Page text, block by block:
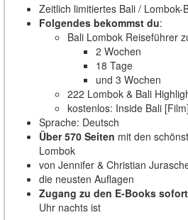
Zeitlich limitiertes Bali / Lombok-
Folgendes bekommst du:
Bali Lombok Reiseführer
2 Wochen
18 Tage
und 3 Wochen
222 Lombok & Bali
kostenlos: Inside Bali [Film]
Sprache: Deutsch
Über 570 Seiten mit den
Lombok
von Jennifer & Christian
die neusten Auflagen
Zugang zu den E-Books
Uhr nachts ist